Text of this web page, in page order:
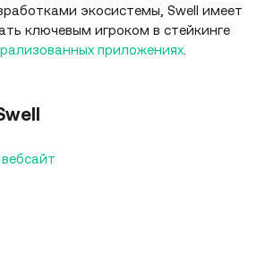
экосистемы, Swell имеет
ключевым игроком в стейкинге
приложениях